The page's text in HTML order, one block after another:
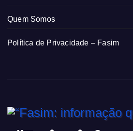
Quem Somos
Política de Privacidade – Fasim